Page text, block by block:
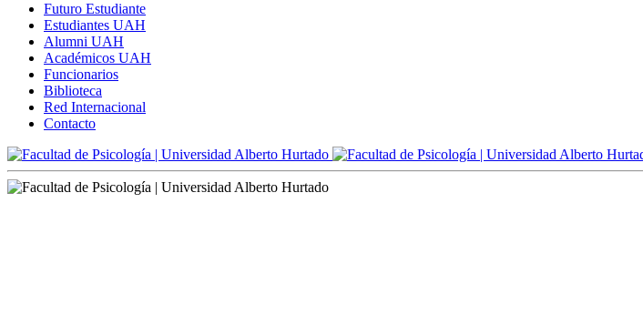
Futuro Estudiante
Estudiantes UAH
Alumni UAH
Académicos UAH
Funcionarios
Biblioteca
Red Internacional
Contacto